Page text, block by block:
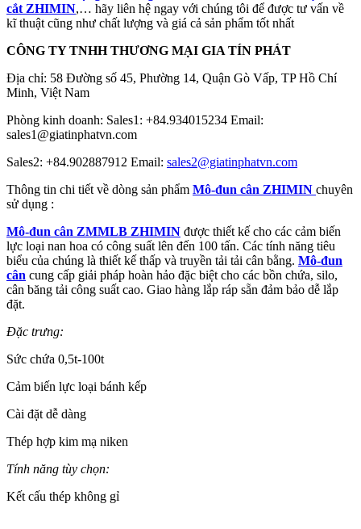
cắt ZHIMIN,… hãy liên hệ ngay với chúng tôi để được tư vấn về
kĩ thuật cũng như chất lượng và giá cả sản phẩm tốt nhất
CÔNG TY TNHH THƯƠNG MẠI GIA TÍN PHÁT
Địa chỉ: 58 Đường số 45, Phường 14, Quận Gò Vấp, TP Hồ Chí
Minh, Việt Nam
Phòng kinh doanh: Sales1: +84.934015234 Email:
sales1@giatinphatvn.com
Sales2: +84.902887912 Email: sales2@giatinphatvn.com
Thông tin chi tiết về dòng sản phẩm Mô-đun cân ZHIMIN chuyên
sử dụng :
Mô-đun cân ZMMLB ZHIMIN được thiết kế cho các cảm biến
lực loại nan hoa có công suất lên đến 100 tấn. Các tính năng tiêu
biểu của chúng là thiết kế thấp và truyền tải tải cân bằng. Mô-đun
cân cung cấp giải pháp hoàn hảo đặc biệt cho các bồn chứa, silo,
cân băng tải công suất cao. Giao hàng lắp ráp sẵn đảm bảo dễ lắp
đặt.
Đặc trưng:
Sức chứa 0,5t-100t
Cảm biến lực loại bánh kếp
Cài đặt dễ dàng
Thép hợp kim mạ niken
Tính năng tùy chọn:
Kết cấu thép không gỉ